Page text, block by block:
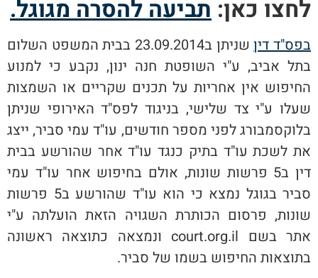
לחצו כאן: תביעה להסרה מגוגל.
בפס"ד דין
שניתן ב23.09.2014 בבית המשפט השלום
בתל אביב, ע"י השופטת חנה ינון, נקבע כי למנוע
החיפוש אין אחריות על תכנים שקריים או השמצות
שעלו ע"י צד שלישי, בניגוד לפס"ד האירופי שניתן
בלוקסמבורג לפני מספר חודשים, עו"ד עמי סביר, ייצג
את לשכת עו"ד בתיק כנגד עו"ד אחר שהורשע בבית
דין ב5 פרשות שונות, אולם בחיפוש אחר עו"ד עמי
סביר בגוגל נמצא כי הוא עו"ד שהורשע ב5 פרשות
שונות, פרסום הכותרת השגויה הזאת הועלתה ע"י
אתר בשם court.org.il ונמצאה כתוצאה ראשונה
בתוצאות החיפוש בשמו של סביר.